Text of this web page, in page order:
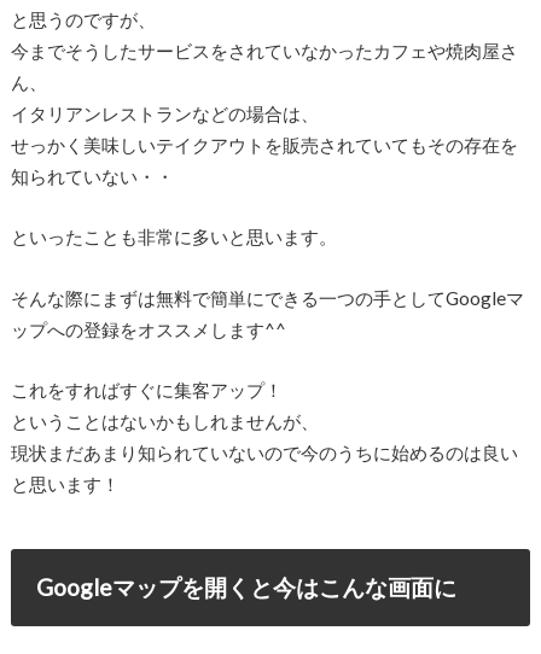
と思うのですが、
今までそうしたサービスをされていなかったカフェや焼肉屋さ
ん、
イタリアンレストランなどの場合は、
せっかく美味しいテイクアウトを販売されていてもその存在を
知られていない・・
といったことも非常に多いと思います。
そんな際にまずは無料で簡単にできる一つの手としてGoogleマ
ップへの登録をオススメします^^
これをすればすぐに集客アップ！
ということはないかもしれませんが、
現状まだあまり知られていないので今のうちに始めるのは良い
と思います！
Googleマップを開くと今はこんな画面に